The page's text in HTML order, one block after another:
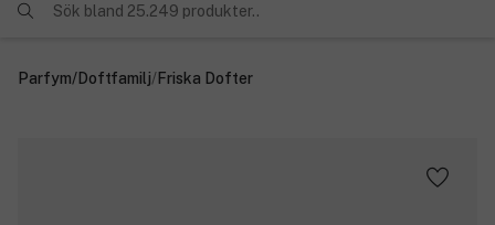
Sök bland 25.249 produkter..
Parfym/Doftfamilj/Friska Dofter